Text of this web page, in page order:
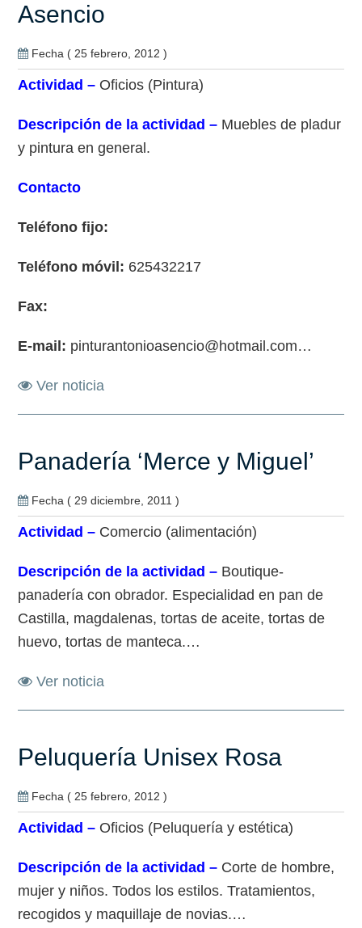
Asencio
Fecha ( 25 febrero, 2012 )
Actividad – Oficios (Pintura)
Descripción de la actividad – Muebles de pladur
y pintura en general.
Contacto
Teléfono fijo:
Teléfono móvil: 625432217
Fax:
E-mail: pinturantonioasencio@hotmail.com…
Ver noticia
Panadería ‘Merce y Miguel’
Fecha ( 29 diciembre, 2011 )
Actividad – Comercio (alimentación)
Descripción de la actividad – Boutique-
panadería con obrador. Especialidad en pan de
Castilla, magdalenas, tortas de aceite, tortas de
huevo, tortas de manteca.…
Ver noticia
Peluquería Unisex Rosa
Fecha ( 25 febrero, 2012 )
Actividad – Oficios (Peluquería y estética)
Descripción de la actividad – Corte de hombre,
mujer y niños. Todos los estilos. Tratamientos,
recogidos y maquillaje de novias.…